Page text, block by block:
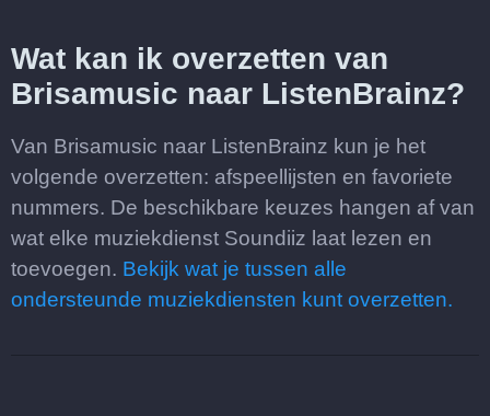
Wat kan ik overzetten van
Brisamusic naar ListenBrainz?
Van Brisamusic naar ListenBrainz kun je het
volgende overzetten: afspeellijsten en favoriete
nummers. De beschikbare keuzes hangen af van
wat elke muziekdienst Soundiiz laat lezen en
toevoegen. Bekijk wat je tussen alle
ondersteunde muziekdiensten kunt overzetten.